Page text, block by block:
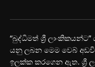
“බුද්ධිමත් ශ්‍රී
යනු ලබන මෙම වෙබ්
ඉලක්ක කරගෙන ඇත. ශ්‍රී